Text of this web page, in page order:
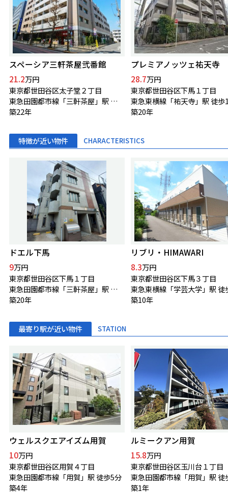
スペーシア三軒茶屋弐番館
21.2万円
東京都世田谷区太子堂２丁目
東急田園都市線「三軒茶屋」駅 徒歩1分
築22年
プレミアノッツェ祐天寺
28.7万円
東京都世田谷区下馬１丁目
東急東横線「祐天寺」駅 徒歩
築20年
特徴が近い物件 CHARACTERISTICS
ドエル下馬
9万円
東京都世田谷区下馬１丁目
東急田園都市線「三軒茶屋」駅 徒歩13分
築20年
リブリ・HIMAWARI
8.3万円
東京都世田谷区下馬３丁目
築10年
最寄り駅が近い物件 STATION
ウェルスクエアイズム用賀
10万円
東京都世田谷区用賀４丁目
東急田園都市線「用賀」駅 徒歩5分
築4年
ルミークアン用賀
15.8万円
東京都世田谷区玉川台１丁目
東急田園都市線「用賀」駅 徒
築1年